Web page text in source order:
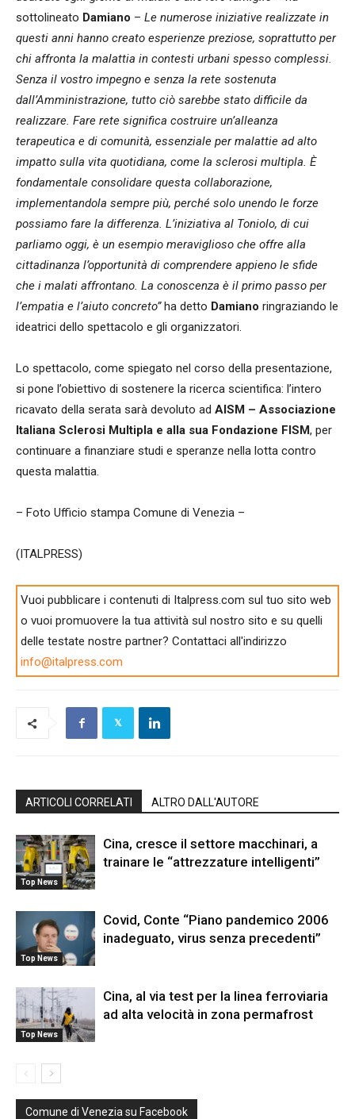
sottolineato Damiano – Le numerose iniziative realizzate in
questi anni hanno creato esperienze preziose, soprattutto per
chi affronta la malattia in contesti urbani spesso complessi.
Senza il vostro impegno e senza la rete sostenuta
dall’Amministrazione, tutto ciò sarebbe stato difficile da
realizzare. Fare rete significa costruire un’alleanza
terapeutica e di comunità, essenziale per malattie ad alto
impatto sulla vita quotidiana, come la sclerosi multipla. È
fondamentale consolidare questa collaborazione,
implementandola sempre più, perché solo unendo le forze
possiamo fare la differenza. L’iniziativa al Toniolo, di cui
parliamo oggi, è un esempio meraviglioso che offre alla
cittadinanza l’opportunità di comprendere appieno le sfide
che i malati affrontano. La conoscenza è il primo passo per
l’empatia e l’aiuto concreto”ha detto Damiano ringraziando le
ideatrici dello spettacolo e gli organizzatori.
Lo spettacolo, come spiegato nel corso della presentazione,
si pone l’obiettivo di sostenere la ricerca scientifica: l’intero
ricavato della serata sarà devoluto ad AISM – Associazione
Italiana Sclerosi Multipla e alla sua Fondazione FISM, per
continuare a finanziare studi e speranze nella lotta contro
questa malattia.
– Foto Ufficio stampa Comune di Venezia –
(ITALPRESS)
Vuoi pubblicare i contenuti di Italpress.com sul tuo sito web
o vuoi promuovere la tua attività sul nostro sito e su quelli
delle testate nostre partner? Contattaci all'indirizzo
info@italpress.com
ARTICOLI CORRELATI ALTRO DALL'AUTORE
Top News
Cina, cresce il settore macchinari, a
trainare le “attrezzature intelligenti”
Top News
Covid, Conte “Piano pandemico 2006
inadeguato, virus senza precedenti”
Top News
Cina, al via test per la linea ferroviaria
ad alta velocità in zona permafrost
Comune di Venezia su Facebook